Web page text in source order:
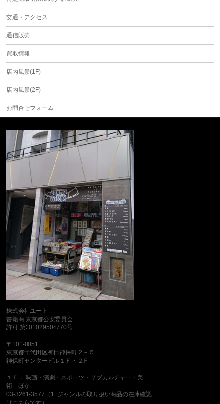
交通・アクセス
通信販売
買取情報
店内風景(1F)
店内風景(2F)
お問合せフォーム
株式会社ユート
書籍商 東京都公安委員会
許可 第301029504770号
〒101-0051
東京都千代田区神田神保町２－５
神保町センタービル１Ｆ・２Ｆ
１Ｆ： 映画・演劇・スポーツ・サブカルチャー・美
術 ほか
03-3261-3577（1Fジャンルの取り扱い商品の在庫確認
はこちらです）